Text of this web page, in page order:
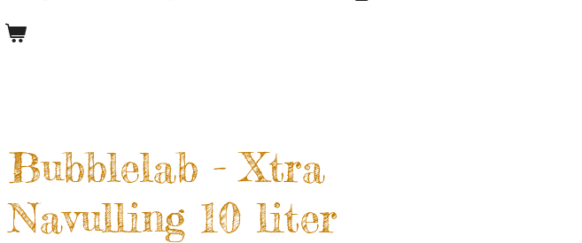
Bubblelab - Xtra
Navulling 10 liter